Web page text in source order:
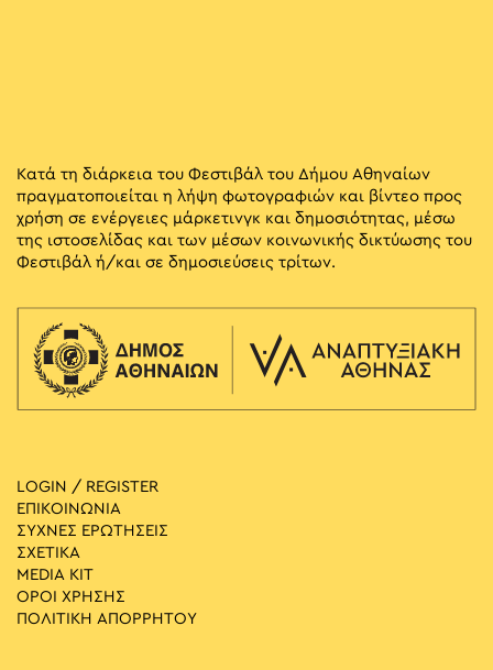
Κατά τη διάρκεια του Φεστιβάλ του Δήμου Αθηναίων
πραγματοποιείται η λήψη φωτογραφιών και βίντεο προς
χρήση σε ενέργειες μάρκετινγκ και δημοσιότητας, μέσω
της ιστοσελίδας και των μέσων κοινωνικής δικτύωσης του
Φεστιβάλ ή/και σε δημοσιεύσεις τρίτων.
LOGIN / REGISTER
ΕΠΙΚΟΙΝΩΝΙΑ
ΣΥΧΝΕΣ ΕΡΩΤΗΣΕΙΣ
ΣΧΕΤΙΚΑ
MEDIA ΚIT
ΟΡΟΙ ΧΡΗΣΗΣ
ΠΟΛΙΤΙΚΗ ΑΠΟΡΡΗΤΟΥ